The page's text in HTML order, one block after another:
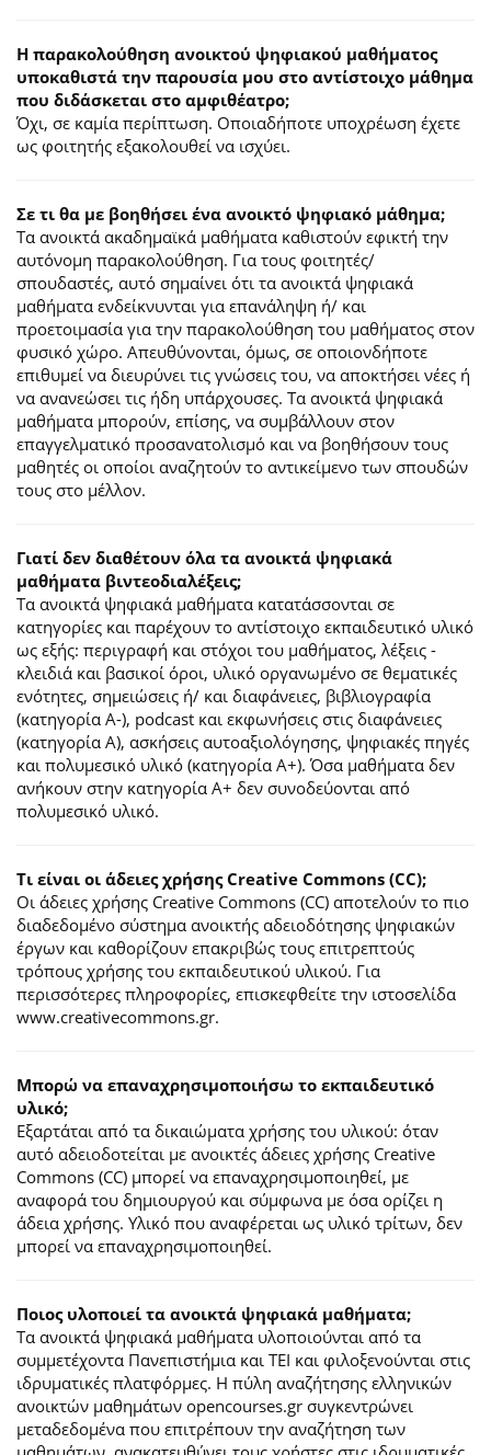
Η παρακολούθηση ανοικτού ψηφιακού μαθήματος
υποκαθιστά την παρουσία μου στο αντίστοιχο μάθημα
που διδάσκεται στο αμφιθέατρο;
Όχι, σε καμία περίπτωση. Οποιαδήποτε υποχρέωση έχετε
ως φοιτητής εξακολουθεί να ισχύει.
Σε τι θα με βοηθήσει ένα ανοικτό ψηφιακό μάθημα;
Τα ανοικτά ακαδημαϊκά μαθήματα καθιστούν εφικτή την
αυτόνομη παρακολούθηση. Για τους φοιτητές/
σπουδαστές, αυτό σημαίνει ότι τα ανοικτά ψηφιακά
μαθήματα ενδείκνυνται για επανάληψη ή/ και
προετοιμασία για την παρακολούθηση του μαθήματος στον
φυσικό χώρο. Απευθύνονται, όμως, σε οποιονδήποτε
επιθυμεί να διευρύνει τις γνώσεις του, να αποκτήσει νέες ή
να ανανεώσει τις ήδη υπάρχουσες. Τα ανοικτά ψηφιακά
μαθήματα μπορούν, επίσης, να συμβάλλουν στον
επαγγελματικό προσανατολισμό και να βοηθήσουν τους
μαθητές οι οποίοι αναζητούν το αντικείμενο των σπουδών
τους στο μέλλον.
Γιατί δεν διαθέτουν όλα τα ανοικτά ψηφιακά
μαθήματα βιντεοδιαλέξεις;
Τα ανοικτά ψηφιακά μαθήματα κατατάσσονται σε
κατηγορίες και παρέχουν το αντίστοιχο εκπαιδευτικό υλικό
ως εξής: περιγραφή και στόχοι του μαθήματος, λέξεις -
κλειδιά και βασικοί όροι, υλικό οργανωμένο σε θεματικές
ενότητες, σημειώσεις ή/ και διαφάνειες, βιβλιογραφία
(κατηγορία Α-), podcast και εκφωνήσεις στις διαφάνειες
(κατηγορία Α), ασκήσεις αυτοαξιολόγησης, ψηφιακές πηγές
και πολυμεσικό υλικό (κατηγορία Α+). Όσα μαθήματα δεν
ανήκουν στην κατηγορία Α+ δεν συνοδεύονται από
πολυμεσικό υλικό.
Τι είναι οι άδειες χρήσης Creative Commons (CC);
Οι άδειες χρήσης Creative Commons (CC) αποτελούν το πιο
διαδεδομένο σύστημα ανοικτής αδειοδότησης ψηφιακών
έργων και καθορίζουν επακριβώς τους επιτρεπτούς
τρόπους χρήσης του εκπαιδευτικού υλικού. Για
περισσότερες πληροφορίες, επισκεφθείτε την ιστοσελίδα
www.creativecommons.gr.
Mπορώ να επαναχρησιμοποιήσω το εκπαιδευτικό
υλικό;
Εξαρτάται από τα δικαιώματα χρήσης του υλικού: όταν
αυτό αδειοδοτείται με ανοικτές άδειες χρήσης Creative
Commons (CC) μπορεί να επαναχρησιμοποιηθεί, με
αναφορά του δημιουργού και σύμφωνα με όσα ορίζει η
άδεια χρήσης. Υλικό που αναφέρεται ως υλικό τρίτων, δεν
μπορεί να επαναχρησιμοποιηθεί.
Ποιος υλοποιεί τα ανοικτά ψηφιακά μαθήματα;
Τα ανοικτά ψηφιακά μαθήματα υλοποιούνται από τα
συμμετέχοντα Πανεπιστήμια και ΤΕΙ και φιλοξενούνται στις
ιδρυματικές πλατφόρμες. H πύλη αναζήτησης ελληνικών
ανοικτών μαθημάτων opencourses.gr συγκεντρώνει
μεταδεδομένα που επιτρέπουν την αναζήτηση των